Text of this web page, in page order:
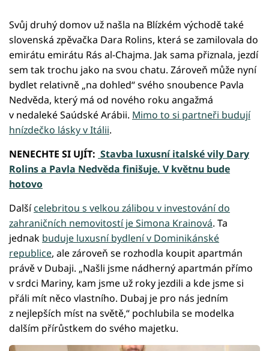
Svůj druhý domov už našla na Blízkém východě také
slovenská zpěvačka Dara Rolins, která se zamilovala do
emirátu emirátu Rás al-Chajma. Jak sama přiznala, jezdí
sem tak trochu jako na svou chatu. Zároveň může nyní
bydlet relativně „na dohled“ svého snoubence Pavla
Nedvěda, který má od nového roku angažmá
v nedaleké Saúdské Arábii. Mimo to si partneři budují
hnízdečko lásky v Itálii.
NENECHTE SI UJÍT: Stavba luxusní italské vily Dary
Rolins a Pavla Nedvěda finišuje. V květnu bude
hotovo
Dalšícelebritou s velkou zálibou v investování do
zahraničních nemovitostí je Simona Krainová. Ta
jednak buduje luxusní bydlení v Dominikánské
republice, ale zároveň se rozhodla koupit apartmán
právě v Dubaji. „Našli jsme nádherný apartmán přímo
v srdci Mariny, kam jsme už roky jezdili a kde jsme si
přáli mít něco vlastního. Dubaj je pro nás jedním
z nejlepších míst na světě,“ pochlubila se modelka
dalším přírůstkem do svého majetku.